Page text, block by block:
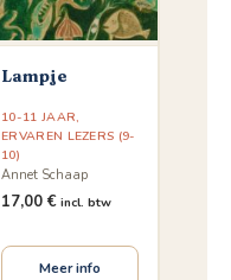
Lampje
10-11 JAAR,
ERVAREN LEZERS (9-
10)
Annet Schaap
17,00 € incl. btw
Meer info